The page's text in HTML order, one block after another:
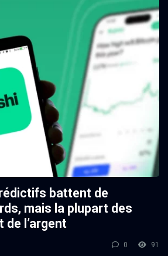
battent de
mais la plupart des
l’argent
0 91